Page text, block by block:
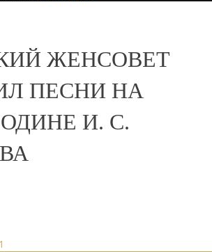
ЖЕНСОВЕТ
ПЕСНИ НА
И. С.